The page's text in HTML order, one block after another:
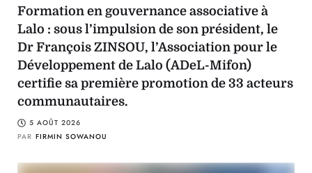
Formation en gouvernance associative à
Lalo : sous l’impulsion de son président, le
Dr François ZINSOU, l’Association pour le
Développement de Lalo (ADeL-Mifon)
certifie sa première promotion de 33 acteurs
communautaires.
5 AOÛT 2026
PAR FIRMIN SOWANOU